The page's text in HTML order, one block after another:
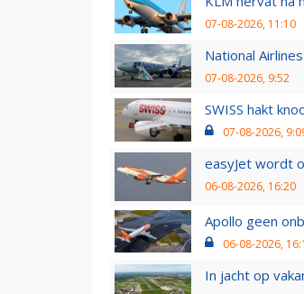
07-08-2026, 11:10
National
07-08-2026, 9:52
SWISS hakt
07-08-2026,
easyJet wordt
06-08-2026, 16:20
Apollo geen
06-08-2026,
In jacht op